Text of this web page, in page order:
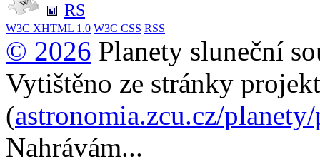
RS
W3C XHTML 1.0 W3C CSS RSS
© 2026 Planety sluneční
Vytištěno ze stránky
(astronomia.zcu.cz/
Nahrávám...